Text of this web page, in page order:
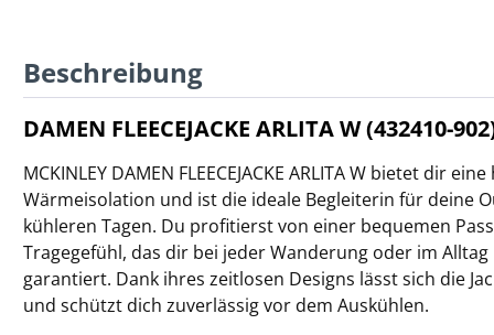
Beschreibung
DAMEN FLEECEJACKE ARLITA W (432410-
MCKINLEY DAMEN FLEECEJACKE ARLITA W bietet dir
Wärmeisolation und ist die ideale Begleiterin für deine
kühleren Tagen. Du profitierst von einer bequemen
Tragegefühl, das dir bei jeder Wanderung oder im
garantiert. Dank ihres zeitlosen Designs lässt sich die
und schützt dich zuverlässig vor dem Auskühlen.